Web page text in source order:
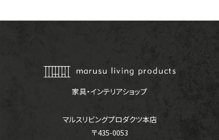
家具・インテリアショップ
マルスリビングプロダクツ本店
〒435-0053